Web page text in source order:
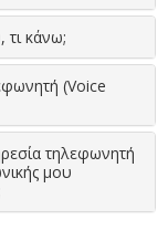
κάνω;
(Voice
τηλεφωνητή
μου